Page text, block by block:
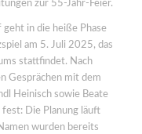
zur 55-Jahr-Feier.
in die heiße Phase
am 5. Juli 2025, das
stattfindet. Nach
Gesprächen mit dem
Heinisch sowie Beate
Die Planung läuft
wurden bereits